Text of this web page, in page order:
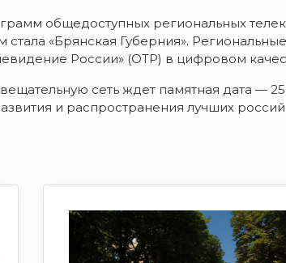
общедоступных региональных
стала «Брянская Губерния».
России» (ОТР) в цифровом
сеть ждет памятная дата —
и распространения лучших